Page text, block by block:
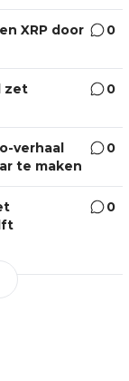
XRP door
0
zet
0
verhaal
te maken
0
0